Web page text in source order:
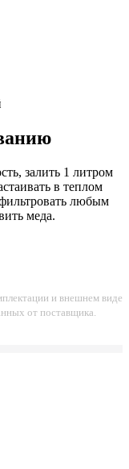
залить 1 литром
в теплом
любым
меда.
и внешнем виде
от поставщика.